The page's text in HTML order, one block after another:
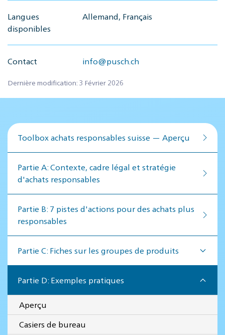
Langues
disponibles
Allemand, Français
Contact info@pusch.ch
Dernière modification: 3 Février 2026
Toolbox achats responsables suisse — Aperçu
Par­tie A: Contex­te, cadre lé­gal et stratégie
d'achats responsables
Par­tie B: 7 pistes d'actions pour des achats plus
responsables
Partie C: Fiches sur les groupes de produits
Partie D: Exemples pratiques
Aperçu
Casiers de bureau